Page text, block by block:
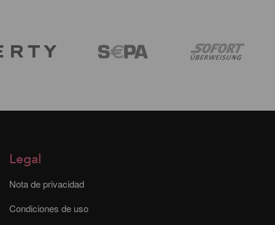
Legal
Nota de privacidad
Condiciones de uso